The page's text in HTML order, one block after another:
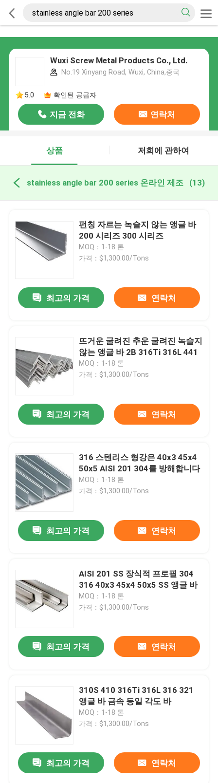
Wuxi Screw Metal Products Co., Ltd.
No.19 Xinyang Road, Wuxi, China,중국
5.0 확인된 공급자
지금 전화 연락처
상품 저희에 관하여
stainless angle bar 200 series 온라인 제조 (13)
펀칭 자르는 녹슬지 않는 앵글 바
200 시리즈 300 시리즈
MOQ：1-18 톤
가격：$1,300.00/Tons
최고의 가격 연락처
뜨거운 굴려진 추운 굴려진 녹슬지
않는 앵글 바 2B 316Ti 316L 441
MOQ：1-18 톤
가격：$1,300.00/Tons
최고의 가격 연락처
316 스텐리스 형강은 40x3 45x4
50x5 AISI 201 304를 방해합니다
MOQ：1-18 톤
가격：$1,300.00/Tons
최고의 가격 연락처
AISI 201 SS 장식적 프로필 304
316 40x3 45x4 50x5 SS 앵글 바
MOQ：1-18 톤
가격：$1,300.00/Tons
최고의 가격 연락처
310S 410 316Ti 316L 316 321
앵글 바 금속 동일 각도 바
MOQ：1-18 톤
가격：$1,300.00/Tons
최고의 가격 연락처